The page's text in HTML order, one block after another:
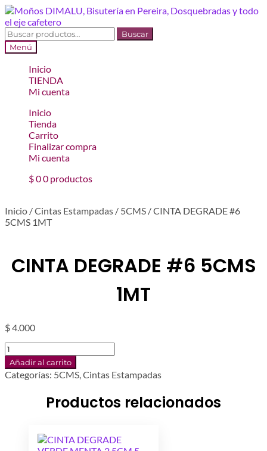
Ir
a
la
navegación
Ir
al
contenido
Buscar
por:
Buscar
Menú
Inicio
TIENDA
Mi cuenta
Inicio
Tienda
Carrito
Finalizar compra
Mi cuenta
$00 productos
Inicio /Cintas Estampadas / 5CMS /CINTA DEGRADE #6
5CMS 1MT
CINTA DEGRADE #6 5CMS
1MT
$4.000
CINTA
DEGRADE
#6
5CMS
Añadir al carrito
Categorías: 5CMS,Cintas Estampadas
Productos relacionados